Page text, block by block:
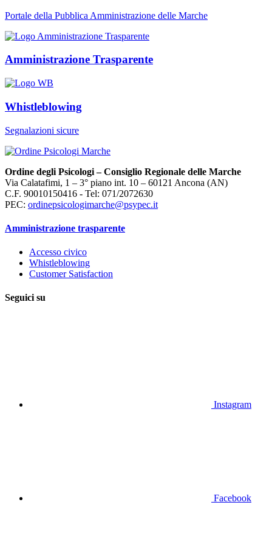
Portale della Pubblica Amministrazione delle Marche
Amministrazione Trasparente
Whistleblowing
Segnalazioni sicure
Ordine degli Psicologi – Consiglio Regionale delle Marche
Via Calatafimi, 1 – 3° piano int. 10 – 60121 Ancona (AN)
C.F. 90010150416 - Tel: 071/2072630
PEC: ordinepsicologimarche@psypec.it
Amministrazione trasparente
Accesso civico
Whistleblowing
Customer Satisfaction
Seguici su
Instagram
Facebook